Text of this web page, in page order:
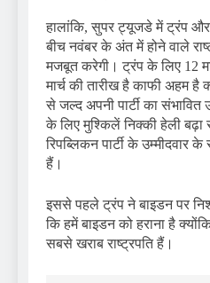
हालांकि, सुपर ट्यूजडे में ट्रंप
बीच नवंबर के अंत में होने वाले
मजबूत करेगी। ट्रंप के लिए 12
मार्च की तारीख है काफी अहम है
से जल्द अपनी पार्टी का
के लिए मुश्किलें निक्की हेली
रिपब्लिकन पार्टी के उम्मीदवार
हैं।
इससे पहले ट्रंप ने बाइडन पर
कि हमें बाइडन को हराना है
सबसे खराब राष्ट्रपति हैं।